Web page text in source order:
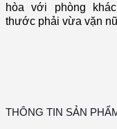
hòa với phòng
thước phải vừa vặn
THÔNG TIN SẢN